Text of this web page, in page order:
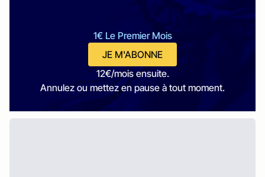
1€ Le Premier Mois
JE M'ABONNE
12€/mois ensuite.
Annulez ou mettez en pause à tout moment.